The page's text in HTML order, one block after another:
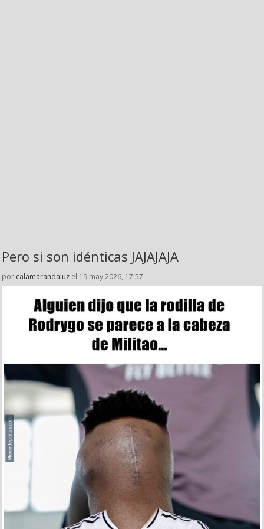
Pero si son idénticas JAJAJAJA
por calamarandaluz el 19 may 2026, 17:57